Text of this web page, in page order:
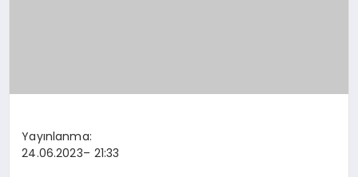
Yayınlanma:
24.06.2023– 21:33